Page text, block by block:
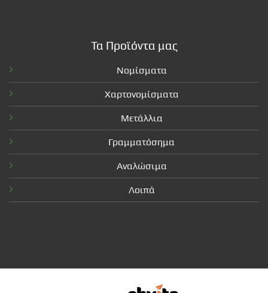
Τα Προϊόντα μας
Νομίσματα
Χαρτονομίσματα
Μετάλλια
Γραμματόσημα
Αναλώσιμα
Λοιπά